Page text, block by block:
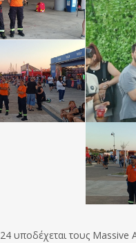
υποδέχεται τους Massive